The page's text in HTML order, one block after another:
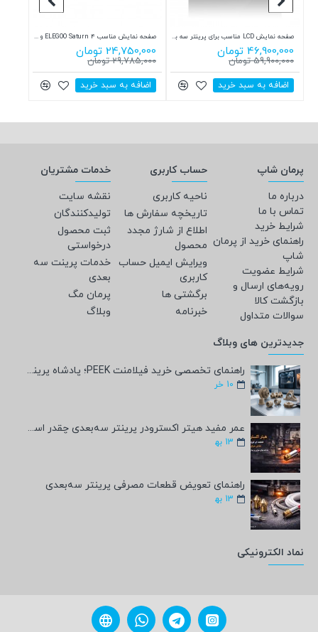
صفحه نمایش LCD مناسب برای پرینتر سه بعدی Phrozen Sonic Mighty Revo 14k
46,900,000 تومان
59,900,000 تومان
اضافه به سبد خرید
صفحه نمایش مناسب ELEGOO Saturn 4 و ELEGOO Saturn 4 Ultra
24,750,000 تومان
29,785,000 تومان
اضافه به سبد خرید
پرمان شاپ
درباره ما
تماس با ما
شرایط خرید
راهنمای خرید از پرمان
شاپ
شرایط عضویت
رویه‌های ارسال و
بازگشت کالا
سوالات متداول
حساب کاربری
ناحیه کاربری
تاریخچه سفارش ها
اطلاع از شارژ مجدد
محصول
ویرایش ایمیل حساب
کاربری
برگشتی ها
خبرنامه
خدمات مشتریان
نقشه سایت
تولیدکنندگان
ثبت محصول
درخواستی
خدمات پرینت سه
بعدی
پرمان مگ
وبلاگ
جدیدترین های وبلاگ
راهنمای تخصصی خرید فیلامنت PEEK؛ پادشاه پرینت سه‌بعدی صنعتی و پزشکی + مشخصات فنی
10 خر
عمر مفید هیتر اکسترودر پرینتر سه‌بعدی چقدر است؟
13 به‍
راهنمای تعویض قطعات مصرفی پرینتر سه‌بعدی
13 به‍
نماد الکترونیکی